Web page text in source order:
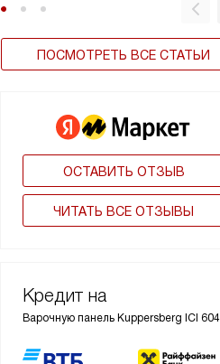
ПОСМОТРЕТЬ ВСЕ СТАТЬИ
ОСТАВИТЬ ОТЗЫВ
ЧИТАТЬ ВСЕ ОТЗЫВЫ
Кредит на
Варочную панель Kuppersberg ICI 604